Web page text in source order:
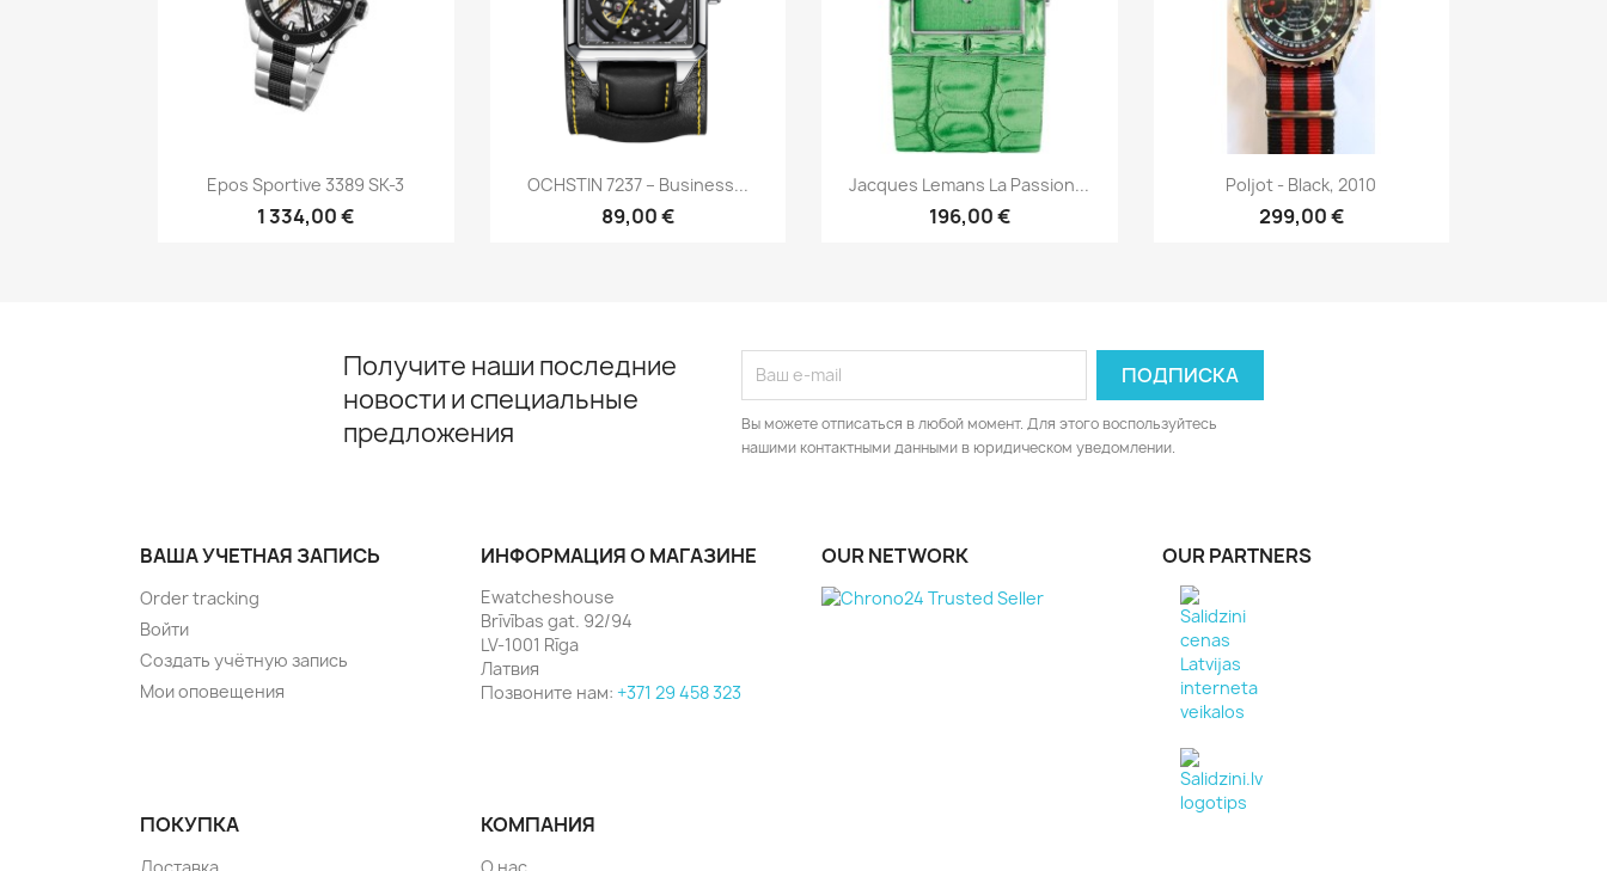
Быстрый просмотр
Epos Sportive 3389 SK-3
1 334,00 €
Быстрый просмотр
OCHSTIN 7237 – Business...
89,00 €
Быстрый просмотр
Jacques Lemans La Passion...
196,00 €
Быстрый просмотр
Poljot - Black, 2010
299,00 €
Получите наши последние
новости и специальные
предложения
Вы можете отписаться в любой момент. Для этого воспользуйтесь
нашими контактными данными в юридическом уведомлении.
ВАША УЧЕТНАЯ ЗАПИСЬ
Order tracking
Войти
Создать учётную запись
Мои оповещения
ИНФОРМАЦИЯ О МАГАЗИНЕ
Ewatcheshouse
Brīvības gat. 92/94
LV-1001 Rīga
Латвия
Позвоните нам: +371 29 458 323
OUR NETWORK OUR PARTNERS
ПОКУПКА
Доставка
КОМПАНИЯ
О нас